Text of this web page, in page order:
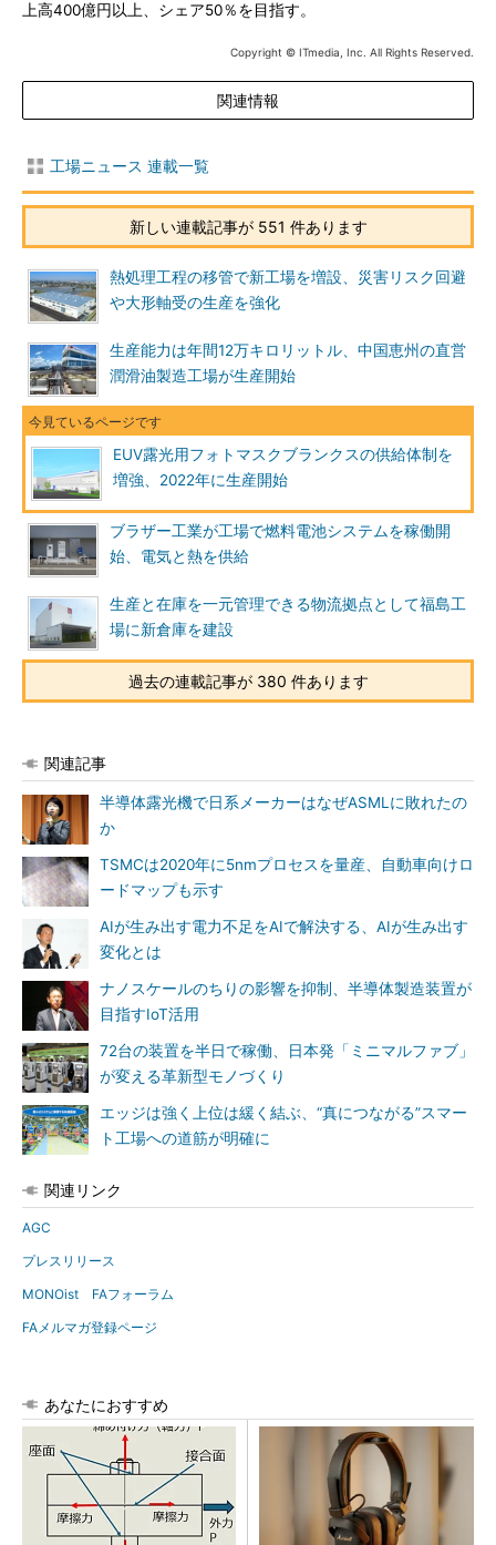
上高400億円以上、シェア50％を目指す。
Copyright © ITmedia, Inc. All Rights Reserved.
関連情報
工場ニュース 連載一覧
新しい連載記事が 551 件あります
熱処理工程の移管で新工場を増設、災害リスク回避
や大形軸受の生産を強化
生産能力は年間12万キロリットル、中国恵州の直営
潤滑油製造工場が生産開始
EUV露光用フォトマスクブランクスの供給体制を
増強、2022年に生産開始
ブラザー工業が工場で燃料電池システムを稼働開
始、電気と熱を供給
生産と在庫を一元管理できる物流拠点として福島工
場に新倉庫を建設
過去の連載記事が 380 件あります
関連記事
半導体露光機で日系メーカーはなぜASMLに敗れたの
か
TSMCは2020年に5nmプロセスを量産、自動車向けロ
ードマップも示す
AIが生み出す電力不足をAIで解決する、AIが生み出す
変化とは
ナノスケールのちりの影響を抑制、半導体製造装置が
目指すIoT活用
72台の装置を半日で稼働、日本発「ミニマルファブ」
が変える革新型モノづくり
エッジは強く上位は緩く結ぶ、“真につながる”スマー
ト工場への道筋が明確に
関連リンク
AGC
プレスリリース
MONOist FAフォーラム
FAメルマガ登録ページ
あなたにおすすめ